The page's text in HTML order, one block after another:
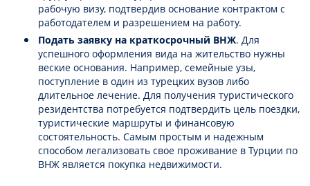
рабочую визу, подтвердив основание контрактом с
работодателем и разрешением на работу.
Подать заявку на краткосрочный ВНЖ. Для
успешного оформления вида на жительство нужны
веские основания. Например, семейные узы,
поступление в один из турецких вузов либо
длительное лечение. Для получения туристического
резидентства потребуется подтвердить цель поездки,
туристические маршруты и финансовую
состоятельность. Самым простым и надежным
способом легализовать свое проживание в Турции по
ВНЖ является покупка недвижимости.